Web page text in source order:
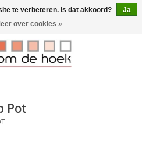
0 Artikelen - €0,00
Pot
te verbeteren. Is dat akkoord?
Ja
over cookies »